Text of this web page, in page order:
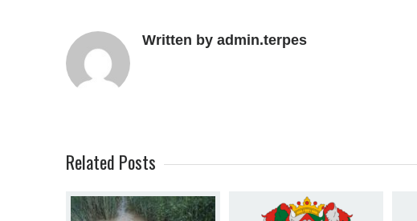
Written by admin.terpes
Related Posts